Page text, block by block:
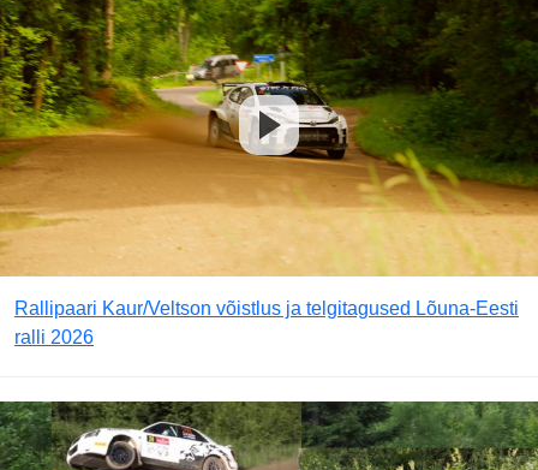
Rallipaari Kaur/Veltson võistlus ja telgitagused Lõuna-Eesti
ralli 2026